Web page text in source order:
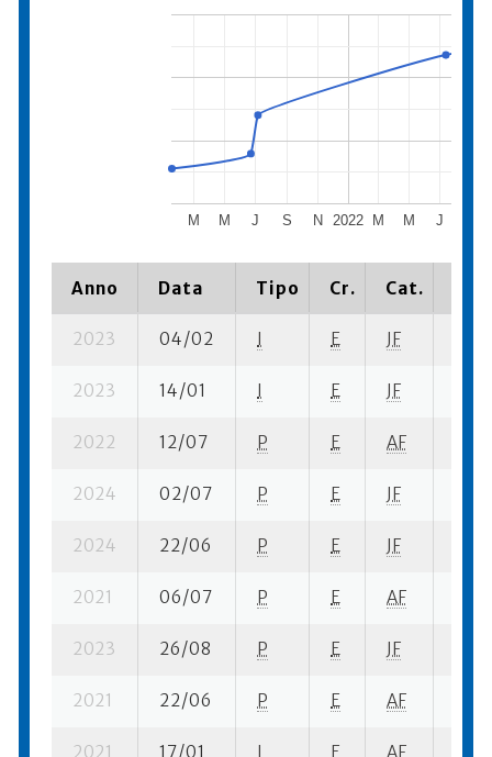
2022
M M J S N M M J
Anno Data Tipo Cr. Cat.
2023 04/02 I E JF
2023 14/01 I E JF
2022 12/07 P E AF
2024 02/07 P E JF
2024 22/06 P E JF
2021 06/07 P E AF
2023 26/08 P E JF
2021 22/06 P E AF
2021 17/01 I E AF